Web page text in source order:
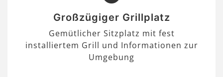
Großzügiger Grillplatz
Gemütlicher Sitzplatz mit fest
installiertem Grill und Informationen zur
Umgebung